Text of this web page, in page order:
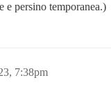
e persino temporanea.)
7:38pm